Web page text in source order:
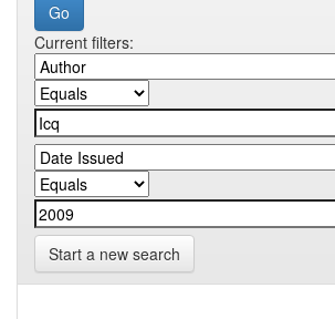
Current filters:
Start a new search